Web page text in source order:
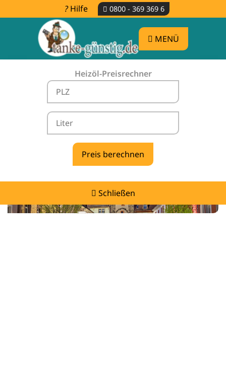
Hilfe 0800 - 369 369 6
MENÜ
Heizöl-Preisrechner
Schließen
Heizölpreise Mahlberg -
vergleichen & günstig tanken